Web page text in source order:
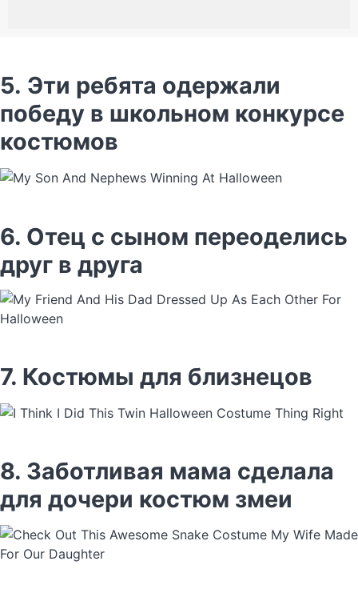
5. Эти ребята одержали
победу в школьном конкурсе
костюмов
6. Отец с сыном переоделись
друг в друга
7. Костюмы для близнецов
8. Заботливая мама сделала
для дочери костюм змеи